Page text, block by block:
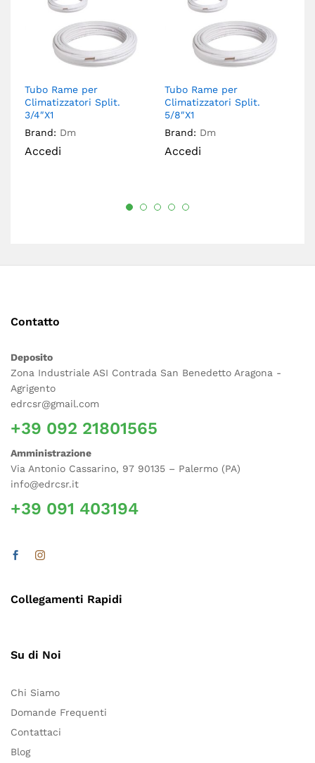
Tubo Rame per
Climatizzatori Split.
3/4″X1
Brand: Dm
Accedi
Tubo Rame per
Climatizzatori Split.
5/8″X1
Brand: Dm
Accedi
Contatto
Deposito
Zona Industriale ASI Contrada San Benedetto Aragona -
Agrigento
edrcsr@gmail.com
+39 092 21801565
Amministrazione
Via Antonio Cassarino, 97 90135 – Palermo (PA)
info@edrcsr.it
+39 091 403194
Collegamenti Rapidi
Su di Noi
Chi Siamo
Domande Frequenti
Contattaci
Blog